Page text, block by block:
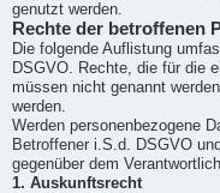
genutzt werden.
Rechte der betroffenen
Die folgende Auflistung
DSGVO. Rechte, die für die
müssen nicht genannt
werden.
Werden personenbezogene
Betroffener i.S.d. DSGVO
gegenüber dem
1. Auskunftsrecht